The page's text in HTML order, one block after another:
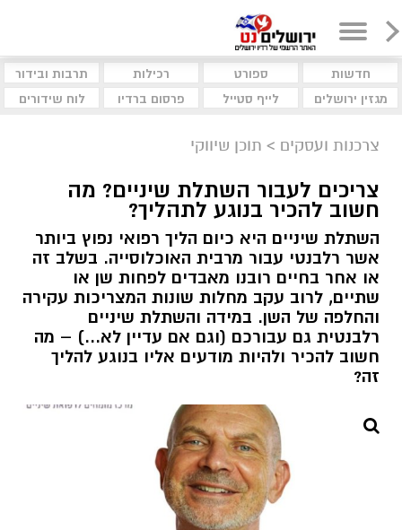
חדשות ספורט רכילות
תרבות ובידור
מגזין ירושלים
לייף סטייל פרסום ברדיו לוח שידורים
צרכנות ועסקים > תוכן שיווקי
צריכים לעבור השתלת שיניים? מה
חשוב להכיר בנוגע לתהליך?
השתלת שיניים היא כיום הליך רפואי נפוץ ביותר
אשר רלבנטי עבור מרבית האוכלוסייה. בשלב זה
או אחר בחיים רובנו מאבדים לפחות שן או
שתיים, לרוב עקב מחלות שונות המצריכות עקירה
והחלפה של השן. במידה והשתלת שיניים
רלבנטית גם עבורכם (וגם אם עדיין לא...) – מה
חשוב להכיר ולהיות מודעים אליו בנוגע להליך
זה?